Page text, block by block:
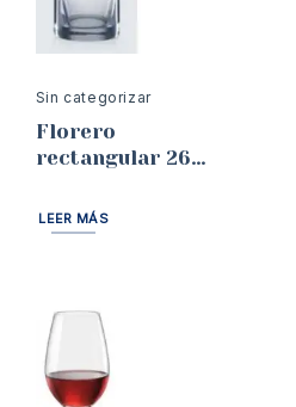
Sin categorizar
Florero
rectangular 26
LEER MÁS